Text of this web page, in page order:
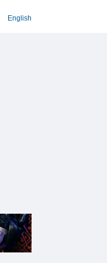
English